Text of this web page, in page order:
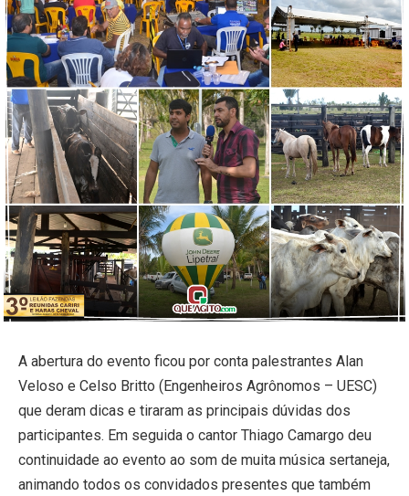
A abertura do evento ficou por conta palestrantes Alan
Veloso e Celso Britto (Engenheiros Agrônomos – UESC)
que deram dicas e tiraram as principais dúvidas dos
participantes. Em seguida o cantor Thiago Camargo deu
continuidade ao evento ao som de muita música sertaneja,
animando todos os convidados presentes que também